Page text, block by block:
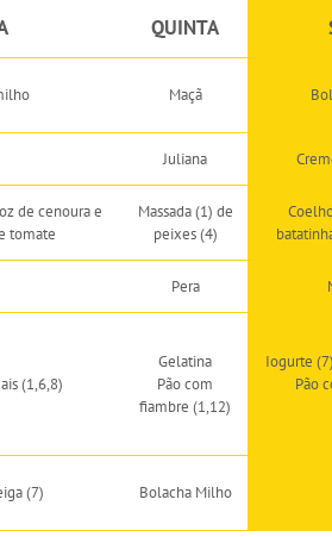
QUINTA
Maçã
Juliana
de cenoura e
tomate
Massada (1) de
peixes (4)
Pera
(1,6,8)
Gelatina
Pão com
fiambre (1,12)
Iogurte
Pão
(7) Bolacha Milho